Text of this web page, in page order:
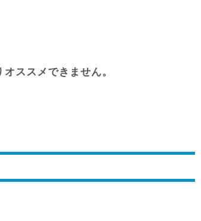
ススメできません。